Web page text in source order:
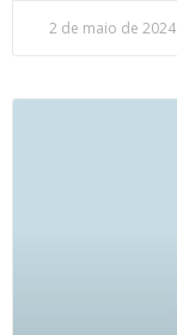
2 de maio de 2024